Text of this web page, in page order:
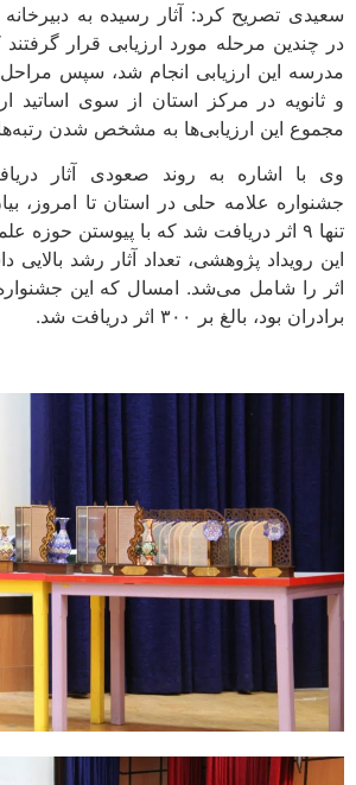
سعیدی تصریح کرد: آثار رسیده به
در چندین مرحله مورد ارزیابی قرار
مدرسه این ارزیابی انجام شد، سپس مراحل
و ثانویه در مرکز استان از سوی اساتید
مجموع این ارزیابی‌ها به مشخص شدن رتبه‌ها
وی با اشاره به روند صعودی آثار
جشنواره علامه حلی در استان تا امروز،
تنها ۹ اثر دریافت شد که با پیوستن حوزه
اثر را شامل می‌شد. امسال که این
برادران بود، بالغ بر ۳۰۰ اثر دریافت شد.